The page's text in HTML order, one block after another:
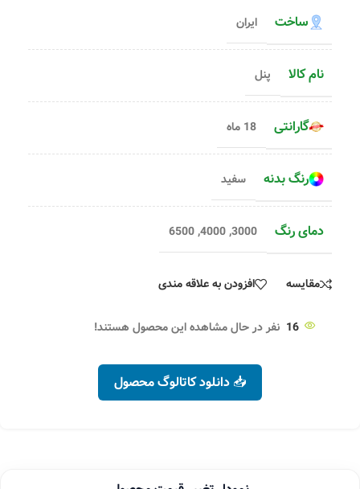
ساخت ایران
نام کالا پنل
گارانتی 18 ماه
رنگ بدنه سفید
دمای رنگ 3000
,
4000
,
6500
مقایسه افزودن به علاقه مندی
16 نفر در حال مشاهده این محصول هستند!
📥 دانلود کاتالوگ محصول